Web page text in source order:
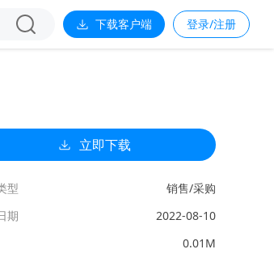
下载客户端 登录/注册
立即下载
型
销售/采购
期
2022-08-10
0.01M